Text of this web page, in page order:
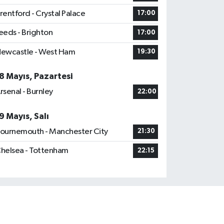
- Crystal Palace 17:00
- Brighton 17:00
- West Ham 19:30
Mayıs, Pazartesi
- Burnley
22:00
Mayıs, Salı
- Manchester City
21:30
- Tottenham 22:15